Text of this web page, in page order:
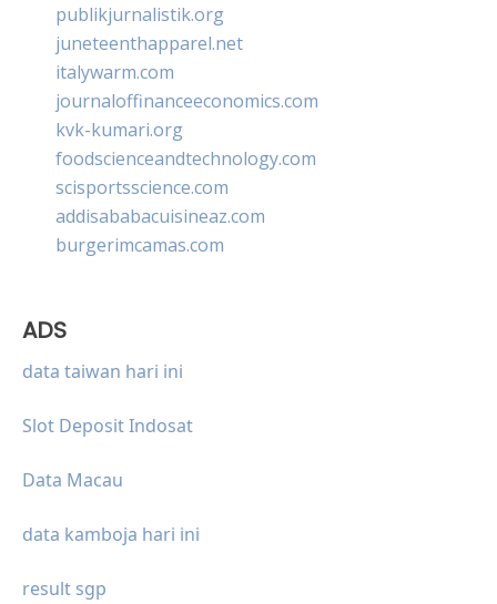
publikjurnalistik.org
juneteenthapparel.net
italywarm.com
journaloffinanceeconomics.com
kvk-kumari.org
foodscienceandtechnology.com
scisportsscience.com
addisababacuisineaz.com
burgerimcamas.com
ADS
data taiwan hari ini
Slot Deposit Indosat
Data Macau
data kamboja hari ini
result sgp